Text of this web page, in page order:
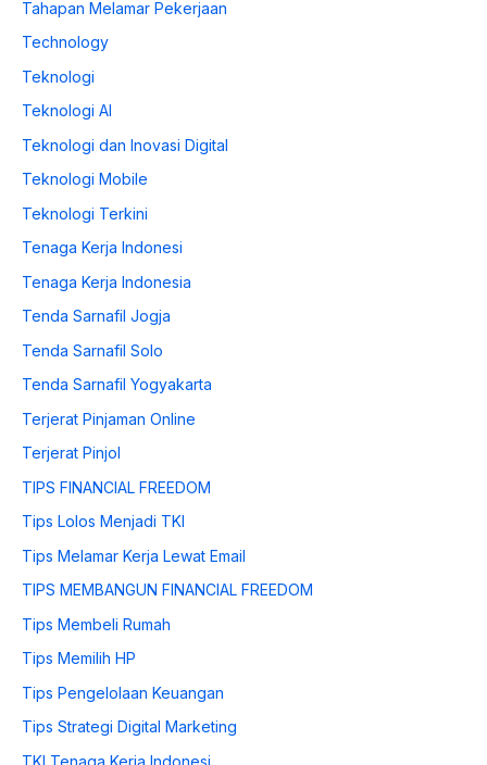
Tahapan Melamar Pekerjaan
Technology
Teknologi
Teknologi AI
Teknologi dan Inovasi Digital
Teknologi Mobile
Teknologi Terkini
Tenaga Kerja Indonesi
Tenaga Kerja Indonesia
Tenda Sarnafil Jogja
Tenda Sarnafil Solo
Tenda Sarnafil Yogyakarta
Terjerat Pinjaman Online
Terjerat Pinjol
TIPS FINANCIAL FREEDOM
Tips Lolos Menjadi TKI
Tips Melamar Kerja Lewat Email
TIPS MEMBANGUN FINANCIAL FREEDOM
Tips Membeli Rumah
Tips Memilih HP
Tips Pengelolaan Keuangan
Tips Strategi Digital Marketing
TKI Tenaga Kerja Indonesi